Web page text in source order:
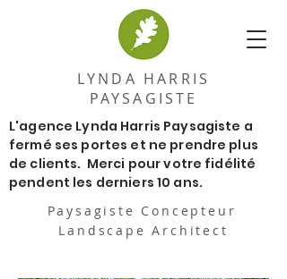
LYNDA HARRIS
PAYSAGISTE
Paysagiste Concepteur
Landscape Architect
L'agence Lynda Harris Paysagiste a
fermé ses portes et ne prendre plus
de clients. Merci pour votre fidélité
pendent les derniers 10 ans.